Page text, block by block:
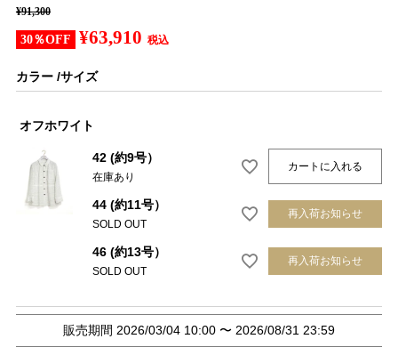
¥91,300
30％OFF ¥63,910 税込
カラー サイズ
オフホワイト
42 (約9号）
在庫あり
カートに入れる
44 (約11号）
SOLD OUT
再入荷お知らせ
46 (約13号）
SOLD OUT
再入荷お知らせ
販売期間 2026/03/04 10:00 〜 2026/08/31 23:59